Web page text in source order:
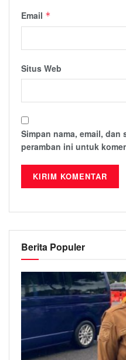
Email *
Situs Web
Simpan nama, email, dan
peramban ini untuk
Berita Populer